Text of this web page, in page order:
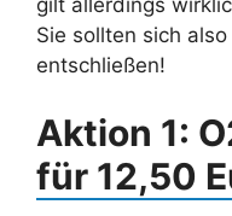
Sie sollten sich
entschließen!
Aktion 1:
für 12,50